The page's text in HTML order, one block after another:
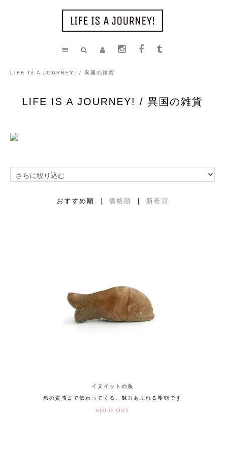
LIFE IS A JOURNEY! / 異国の雑貨
LIFE IS A JOURNEY! / 異国の雑貨
おすすめ順 | 価格順 新着順
イヌイットの魚
魚の質感まで伝わってくる、魅力あふれる彫刻です
SOLD OUT